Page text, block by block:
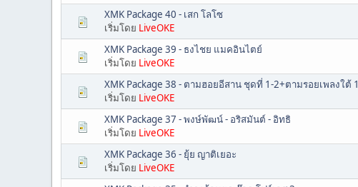
XMK Package 40 - เสก โลโซ
เริ่มโดย LiveOKE
XMK Package 39 - ธงไชย แมคอินไตย์
เริ่มโดย LiveOKE
XMK Package 38 - ตามฮอยอีสาน ชุดที่ 1-2+ตามรอยเพลงใต้ 1
เริ่มโดย LiveOKE
XMK Package 37 - พงษ์พัฒน์ - อริสมันต์ - อิทธิ
เริ่มโดย LiveOKE
XMK Package 36 - ยุ้ย ญาติเยอะ
เริ่มโดย LiveOKE